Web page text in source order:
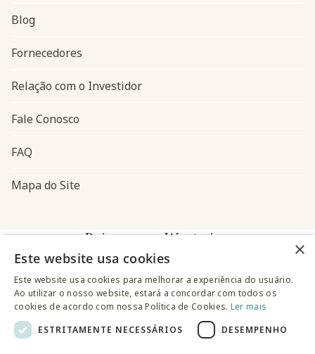
Navegação do rodapé
Blog
Fornecedores
Relação com o Investidor
Fale Conosco
FAQ
Mapa do Site
Baixe o app Westwing
×
Este website usa cookies
Este website usa cookies para melhorar a experiência do usuário.
Ao utilizar o nosso website, estará a concordar com todos os
cookies de acordo com nossa Política de Cookies. Ler mais
ESTRITAMENTE NECESSÁRIOS
DESEMPENHO